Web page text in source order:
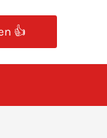
👍